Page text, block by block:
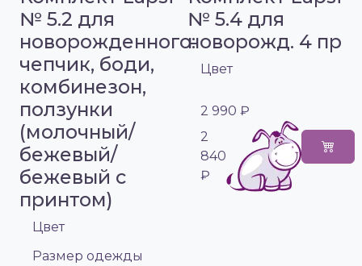
№ 5.2 для
новорожденного:
чепчик, боди,
комбинезон,
ползунки
(молочный/
бежевый/
бежевый с
принтом)
Цвет
Размер одежды
№ 5.4 для
новорожд. 4 пр
Цвет
2 990 ₽
2
840
₽